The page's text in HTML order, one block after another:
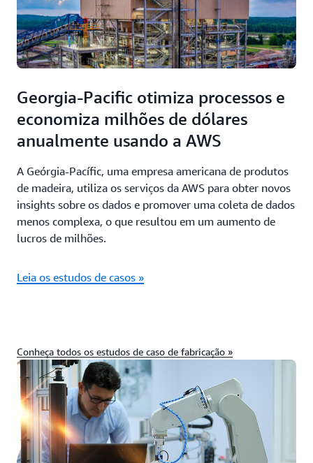
Georgia-Pacific otimiza processos e
economiza milhões de dólares
anualmente usando a AWS
A Geórgia-Pacífic, uma empresa americana de produtos
de madeira, utiliza os serviços da AWS para obter novos
insights sobre os dados e promover uma coleta de dados
menos complexa, o que resultou em um aumento de
lucros de milhões.
Leia os estudos de casos »
Conheça todos os estudos de caso de fabricação »